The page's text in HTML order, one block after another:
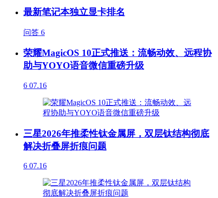
最新笔记本独立显卡排名
问答 6
荣耀MagicOS 10正式推送：流畅动效、远程协
助与YOYO语音微信重磅升级
6 07.16
三星2026年推柔性钛金属屏，双层钛结构彻底
解决折叠屏折痕问题
6 07.16